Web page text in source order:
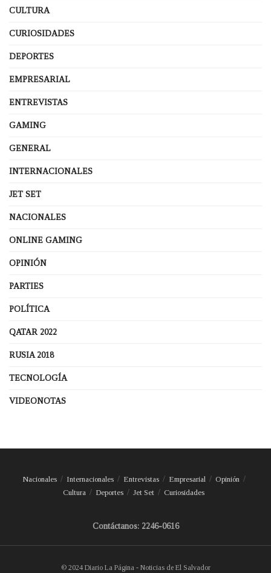
CULTURA
CURIOSIDADES
DEPORTES
EMPRESARIAL
ENTREVISTAS
GAMING
GENERAL
INTERNACIONALES
JET SET
NACIONALES
ONLINE GAMING
OPINIÓN
PARTIES
POLÍTICA
QATAR 2022
RUSIA 2018
TECNOLOGÍA
VIDEONOTAS
Nacionales Internacionales Entrevistas Empresarial
Opinión
Cultura
Deportes Jet Set Curiosidades
Contáctanos: 2246-0616
© 2024 Diario La Página - Noticias de El Salvador